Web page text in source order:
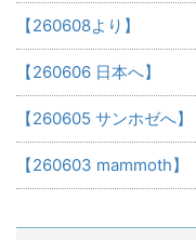
【260608より】
【260606 日本へ】
【260605 サンホゼへ】
【260603 mammoth】